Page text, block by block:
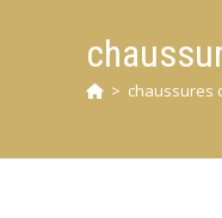
> chaussures